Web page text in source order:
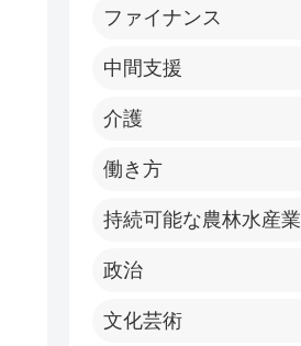
ファイナンス
中間支援
介護
働き方
持続可能な農林水産業
政治
文化芸術